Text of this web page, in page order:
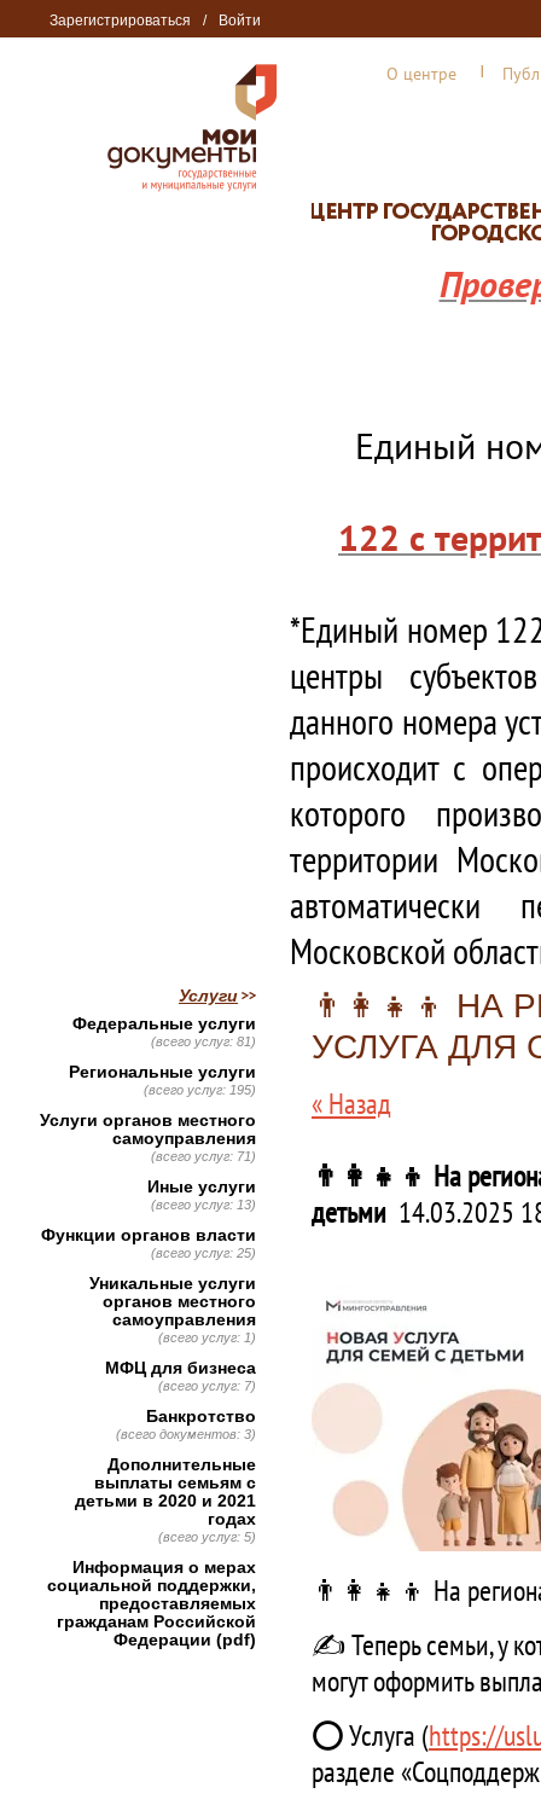
Зарегистрироваться / Войти
О центре
Единый
122 с
*Единый номер
центры
данного номера
происходит с
которого
территории
автоматически
Московской
👨‍👩‍👧‍👦
УСЛУГА
« Назад
👨‍👩‍👧‍👦 На
детьми 14.03.2025
👨‍👩‍👧‍👦 На
✍️ Теперь семьи, у
могут оформить
⭕ Услуга (https://
разделе
Услуги
Федеральные услуги
(всего услуг: 81)
Региональные услуги
(всего услуг: 195)
Услуги органов местного
самоуправления
(всего услуг: 71)
Иные услуги
(всего услуг: 13)
Функции органов власти
(всего услуг: 25)
Уникальные услуги
органов местного
самоуправления
(всего услуг: 1)
МФЦ для бизнеса
(всего услуг: 7)
Банкротство
(всего документов: 3)
Дополнительные
выплаты семьям с
детьми в 2020 и 2021
годах
(всего услуг: 5)
Информация о мерах
социальной поддержки,
предоставляемых
гражданам Российской
Федерации (pdf)